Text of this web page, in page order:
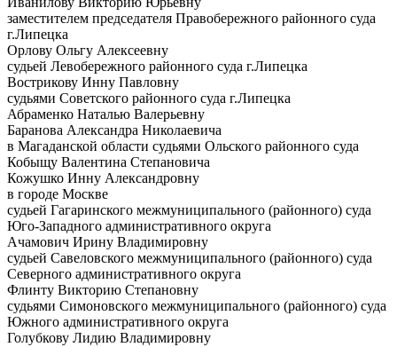
заместителем председателя Правобережного районного суда
г.Липецка
Орлову Ольгу Алексеевну
судьей Левобережного районного суда г.Липецка
Вострикову Инну Павловну
судьями Советского районного суда г.Липецка
Абраменко Наталью Валерьевну
Баранова Александра Николаевича
в Магаданской области судьями Ольского районного суда
Кобыщу Валентина Степановича
Кожушко Инну Александровну
в городе Москве
судьей Гагаринского межмуниципального (районного) суда
Юго-Западного административного округа
Ачамович Ирину Владимировну
судьей Савеловского межмуниципального (районного) суда
Северного административного округа
Флинту Викторию Степановну
судьями Симоновского межмуниципального (районного) суда
Южного административного округа
Голубкову Лидию Владимировну